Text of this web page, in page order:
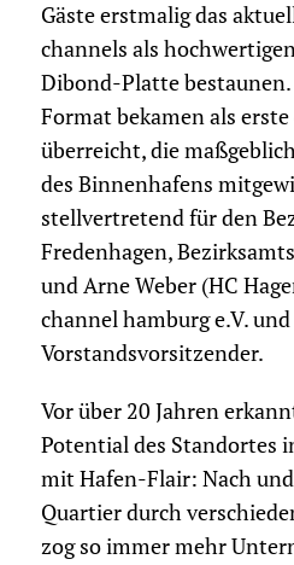
Gäste erstmalig das
channels als
Dibond-Platte
Format bekamen als
überreicht, die
des Binnenhafens
stellvertretend für den
Fredenhagen,
und Arne Weber (HC
channel hamburg e.V.
Vorstandsvorsitzender.
Vor über 20 Jahren
Potential des Standortes
mit Hafen-Flair: Nach
Quartier durch
zog so immer mehr